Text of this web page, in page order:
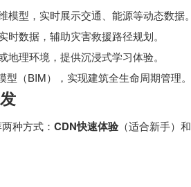
模型，实时展示交通、能源等动态数据。
时数据，辅助灾害救援路径规划。
地理环境，提供沉浸式学习体验。
型（BIM），实现建筑全生命周期管理。
种方式： CDN快速体验（适合新手）和